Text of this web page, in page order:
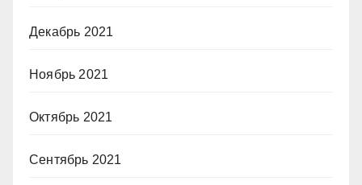
Декабрь 2021
Ноябрь 2021
Октябрь 2021
Сентябрь 2021